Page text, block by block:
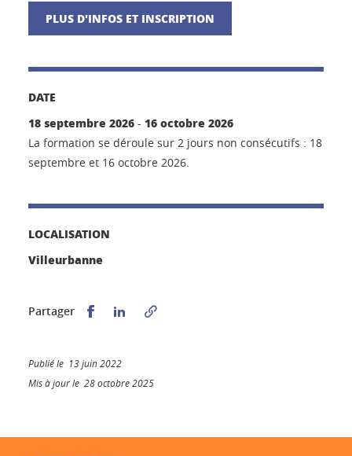
PLUS D'INFOS ET INSCRIPTION
DATE
18 septembre 2026 - 16 octobre 2026
La formation se déroule sur 2 jours non consécutifs : 18
septembre et 16 octobre 2026.
LOCALISATION
Villeurbanne
Partager Partager sur Facebook
Partager sur LinkedIn
Publié le 13 juin 2022
Mis à jour le 28 octobre 2025